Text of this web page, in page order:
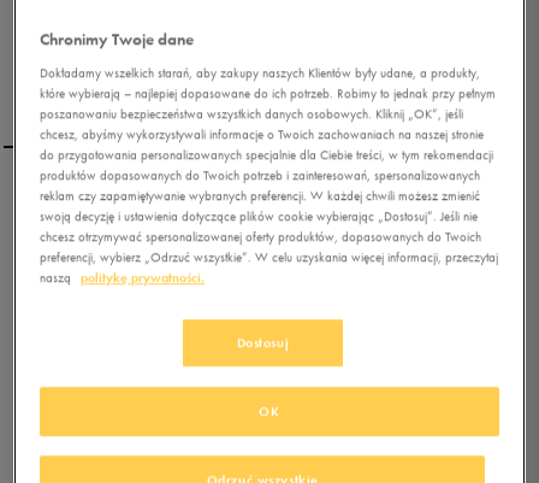
LOTTO SZORTY VALLEY
0.0(0)
Produkt niedostępny
Chronimy Twoje dane
Dokładamy wszelkich starań, aby zakupy naszych Klientów były udane, a produkty,
które wybierają – najlepiej dopasowane do ich potrzeb. Robimy to jednak przy pełnym
poszanowaniu bezpieczeństwa wszystkich danych osobowych. Kliknij „OK”, jeśli
chcesz, abyśmy wykorzystywali informacje o Twoich zachowaniach na naszej stronie
do przygotowania personalizowanych specjalnie dla Ciebie treści, w tym rekomendacji
produktów dopasowanych do Twoich potrzeb i zainteresowań, spersonalizowanych
reklam czy zapamiętywanie wybranych preferencji. W każdej chwili możesz zmienić
swoją decyzję i ustawienia dotyczące plików cookie wybierając „Dostosuj”. Jeśli nie
chcesz otrzymywać spersonalizowanej oferty produktów, dopasowanych do Twoich
preferencji, wybierz „Odrzuć wszystkie”. W celu uzyskania więcej informacji, przeczytaj
naszą
politykę prywatności.
Dostosuj
OK